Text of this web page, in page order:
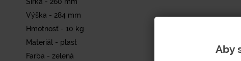
Výška - 284 mm
Hmotnosť - 10 kg
Materiál - plast
Farba - zelená
Aby